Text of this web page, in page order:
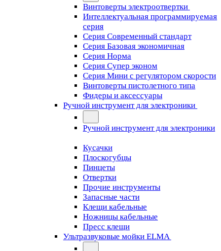
Винтоверты электроотвертки
Интеллектуальная программируемая
серия
Серия Современный стандарт
Серия Базовая экономичная
Серия Норма
Серия Cупер эконом
Серия Мини с регулятором скорости
Винтоверты пистолетного типа
Фидеры и аксессуары
Ручной инструмент для электроники
Ручной инструмент для электроники
Кусачки
Плоскогубцы
Пинцеты
Отвертки
Прочие инструменты
Запасные части
Клещи кабельные
Ножницы кабельные
Пресс клещи
Ультразвуковые мойки ELMA